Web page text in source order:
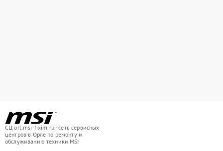
СЦ orl.msi-fixim.ru - сеть сервисных
центров в Орле по ремонту и
обслуживанию техники MSI